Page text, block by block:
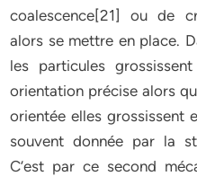
coalescence[21] ou de
alors se mettre en place.
les particules
orientation précise alors
orientée elles grossissent
souvent donnée par la
C’est par ce second